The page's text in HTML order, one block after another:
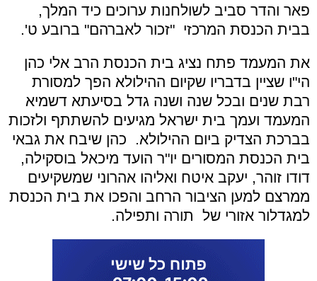
פאר והדר סביב לשולחנות ערוכים כיד המלך,
בבית הכנסת המרכזי "זכור לאברהם" ברובע ט'.
את המעמד פתח נציג בית הכנסת הרב אלי כהן
הי"ו שציין בדבריו שקיום ההילולא הפך למסורת
רבת שנים ובכל שנה ושנה גדל בסיעתא דשמיא
המעמד ועמך בית ישראל מגיעים להשתתף ולזכות
בברכת הצדיק ביום ההילולא. כהן שיבח את גבאי
בית הכנסת המסורים יו"ר הועד מיכאל בוסקילה,
דודו זוהר, יעקב איטח ואליהו אהרוני שמשקיעים
ממרצם למען הציבור הרחב והפכו את בית הכנסת
למגדלור אזורי של תורה ותפילה.